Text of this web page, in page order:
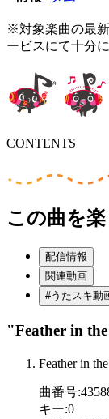
※対象楽曲の最
ービスにて十分
CONTENTS
この曲を
配信情報
関連動画
#うたスキ動
"Feather in
Feather in
曲番号:
キー:0